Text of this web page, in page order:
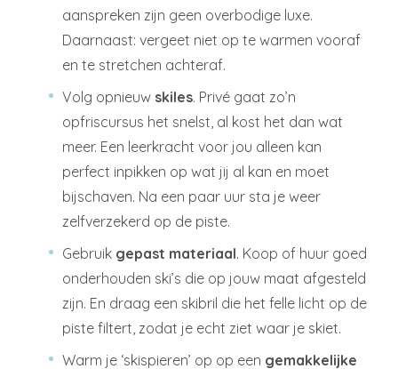
aanspreken zijn geen overbodige luxe.
Daarnaast: vergeet niet op te warmen vooraf
en te stretchen achteraf.
Volg opnieuw skiles. Privé gaat zo’n
opfriscursus het snelst, al kost het dan wat
meer. Een leerkracht voor jou alleen kan
perfect inpikken op wat jij al kan en moet
bijschaven. Na een paar uur sta je weer
zelfverzekerd op de piste.
Gebruik gepast materiaal. Koop of huur goed
onderhouden ski’s die op jouw maat afgesteld
zijn. En draag een skibril die het felle licht op de
piste filtert, zodat je echt ziet waar je skiet.
Warm je ‘skispieren’ op op een gemakkelijke